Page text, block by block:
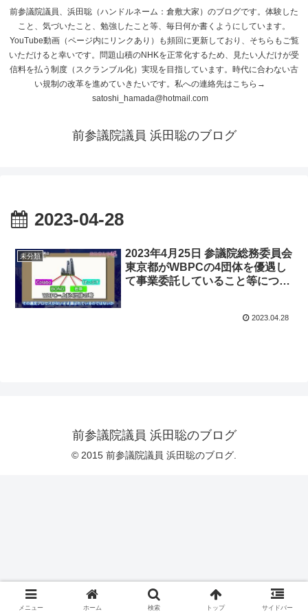
前参議院議員、浜田聡（ハンドルネーム：倉敷大家）のブログです。体験した
こと、気づいたこと、勉強したこと等、毎日何か書くようにしています。
YouTube動画（ページ内にリンクあり）も頻回に更新しており、そちらもご覧
いただけると幸いです。問題山積のNHKを正常化するため、見たい人だけが受
信料を払う制度（スクランブル化）実現を目指しています。時代に合わない古
い規制の改革を進めていきたいです。私への連絡先はこちら→
satoshi_hamada@hotmail.com
前参議院議員 浜田聡のブログ
2023-04-28
未分類
2023年4月25日 参議院総務委員会
東京都がWBPCの4団体を優遇し
て事業委託していること等につい
2023.04.28
前参議院議員 浜田聡のブログ
© 2015 前参議院議員 浜田聡のブログ.
メニュー ホーム 検索 トップ サイドバー